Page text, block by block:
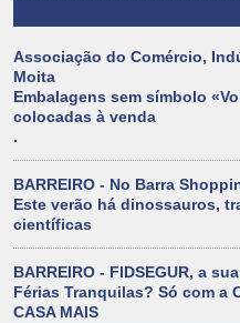
Associação do Comércio,
Moita
Embalagens sem símbolo
colocadas à venda
.
BARREIRO - No Barra
Este verão há dinossauros,
científicas
BARREIRO - FIDSEGUR, a
Férias Tranquilas? Só com a
CASA MAIS